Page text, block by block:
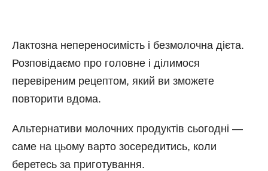
Лактозна непереносимість і безмолочна дієта.
Розповідаємо про головне і ділимося
перевіреним рецептом, який ви зможете
повторити вдома.
Альтернативи молочних продуктів сьогодні —
саме на цьому варто зосередитись, коли
беретесь за приготування.